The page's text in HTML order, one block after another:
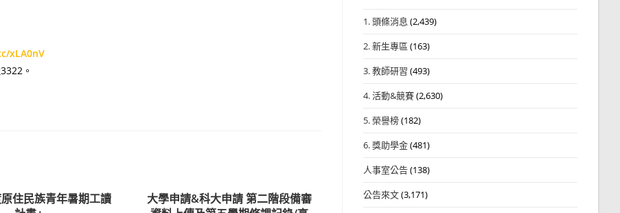
xLA0nV
。
原住民族青年暑期工讀
大學申請&科大申請 第二階段備審
1. 頭條消息 (2,439)
2. 新生專區 (163)
3. 教師研習 (493)
4. 活動&競賽(2,630)
5. 榮譽榜(182)
6. 獎助學金(481)
人事室公告(138)
公告來文(3,171)